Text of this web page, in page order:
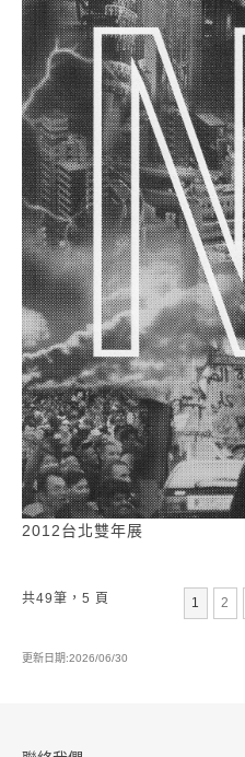
2012台北雙年展
1 第
2
共49筆，5 頁
更新日期:2026/06/30